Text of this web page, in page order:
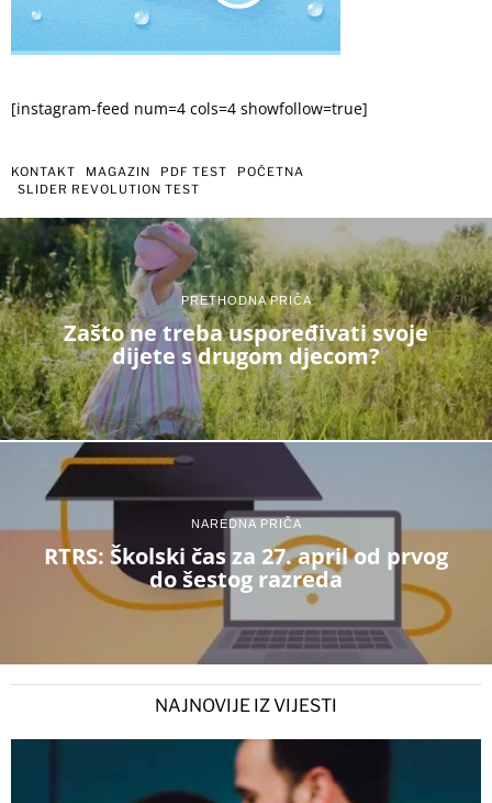
[instagram-feed num=4 cols=4 showfollow=true]
KONTAKT MAGAZIN PDF TEST
POČETNA
SLIDER REVOLUTION TEST
PRETHODNA PRIČA
Zašto ne treba uspoređivati svoje
dijete s drugom djecom?
NAREDNA PRIČA
RTRS: Školski čas za 27. april od prvog
do šestog razreda
NAJNOVIJE IZ VIJESTI